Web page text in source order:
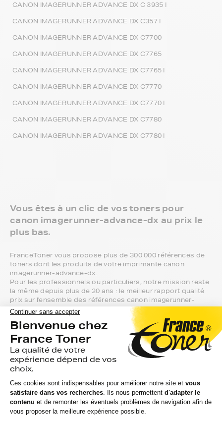
CANON IMAGERUNNER ADVANCE DX C 3935 I
CANON IMAGERUNNER ADVANCE DX C357 I
CANON IMAGERUNNER ADVANCE DX C7700
CANON IMAGERUNNER ADVANCE DX C7765
CANON IMAGERUNNER ADVANCE DX C7765 I
CANON IMAGERUNNER ADVANCE DX C7770
CANON IMAGERUNNER ADVANCE DX C7770 I
CANON IMAGERUNNER ADVANCE DX C7780
CANON IMAGERUNNER ADVANCE DX C7780 I
Vous êtes à un clic de vos toners pour
canon imagerunner-advance-dx au prix le
plus bas.
FranceToner vous propose plus de 300 000 références de
toners dont les produits de votre imprimante canon
imagerunner-advance-dx.
Pour les professionnels ou particuliers, notre mission reste
la même depuis plus de 20 ans : le meilleur rapport qualité
prix sur l'ensemble des références canon imagerunner-
advance-dx.
Vous aurez la possibilité de choisir entre 3
niveaux de gamme pour vos toners canon
imagerunner-advance-dx :
Marque FranceToner : on vous offre la livraison en point
de retrait et tous les produits sont garantis 2 ans. 100%
compatible avec votre imprimante canon imagerunner-
advance-dx, c'est le meilleur compromis entre qualité et
prix et nous proposons toutes les références